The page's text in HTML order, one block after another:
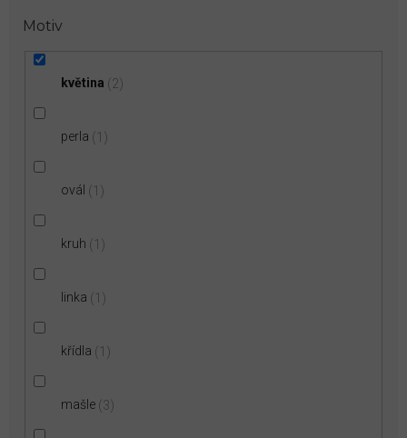
Motiv
květina 2
perla 1
ovál 1
kruh 1
linka 1
křídla 1
mašle 3